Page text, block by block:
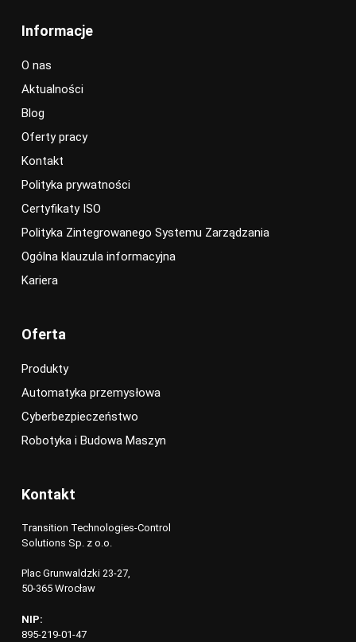
Informacje
O nas
Aktualności
Blog
Oferty pracy
Kontakt
Polityka prywatności
Certyfikaty ISO
Polityka Zintegrowanego Systemu Zarządzania
Ogólna klauzula informacyjna
Kariera
Oferta
Produkty
Automatyka przemysłowa
Cyberbezpieczeństwo
Robotyka i Budowa Maszyn
Kontakt
Transition Technologies-Control
Solutions Sp. z o.o.
Plac Grunwaldzki 23-27,
50-365 Wrocław
NIP:
895-219-01-47